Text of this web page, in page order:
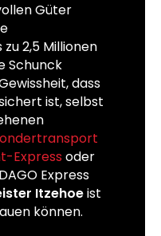
Güter
zu 2,5 Millionen
Schunck
dass
ist, selbst
Express oder
Express
Itzehoeist
können.